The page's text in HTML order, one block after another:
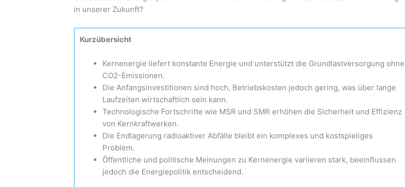
in unserer Zukunft?
Kurzübersicht
Kernenergie liefert konstante Energie und unterstützt die Grundlastversorgung ohne
CO2-Emissionen.
Die Anfangsinvestitionen sind hoch, Betriebskosten jedoch gering, was über lange
Laufzeiten wirtschaftlich sein kann.
Technologische Fortschritte wie MSR und SMR erhöhen die Sicherheit und Effizienz
von Kernkraftwerken.
Die Endlagerung radioaktiver Abfälle bleibt ein komplexes und kostspieliges
Problem.
Öffentliche und politische Meinungen zu Kernenergie variieren stark, beeinflussen
jedoch die Energiepolitik entscheidend.